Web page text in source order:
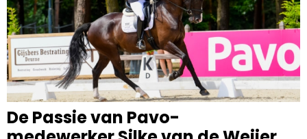
De Passie van Pavo-